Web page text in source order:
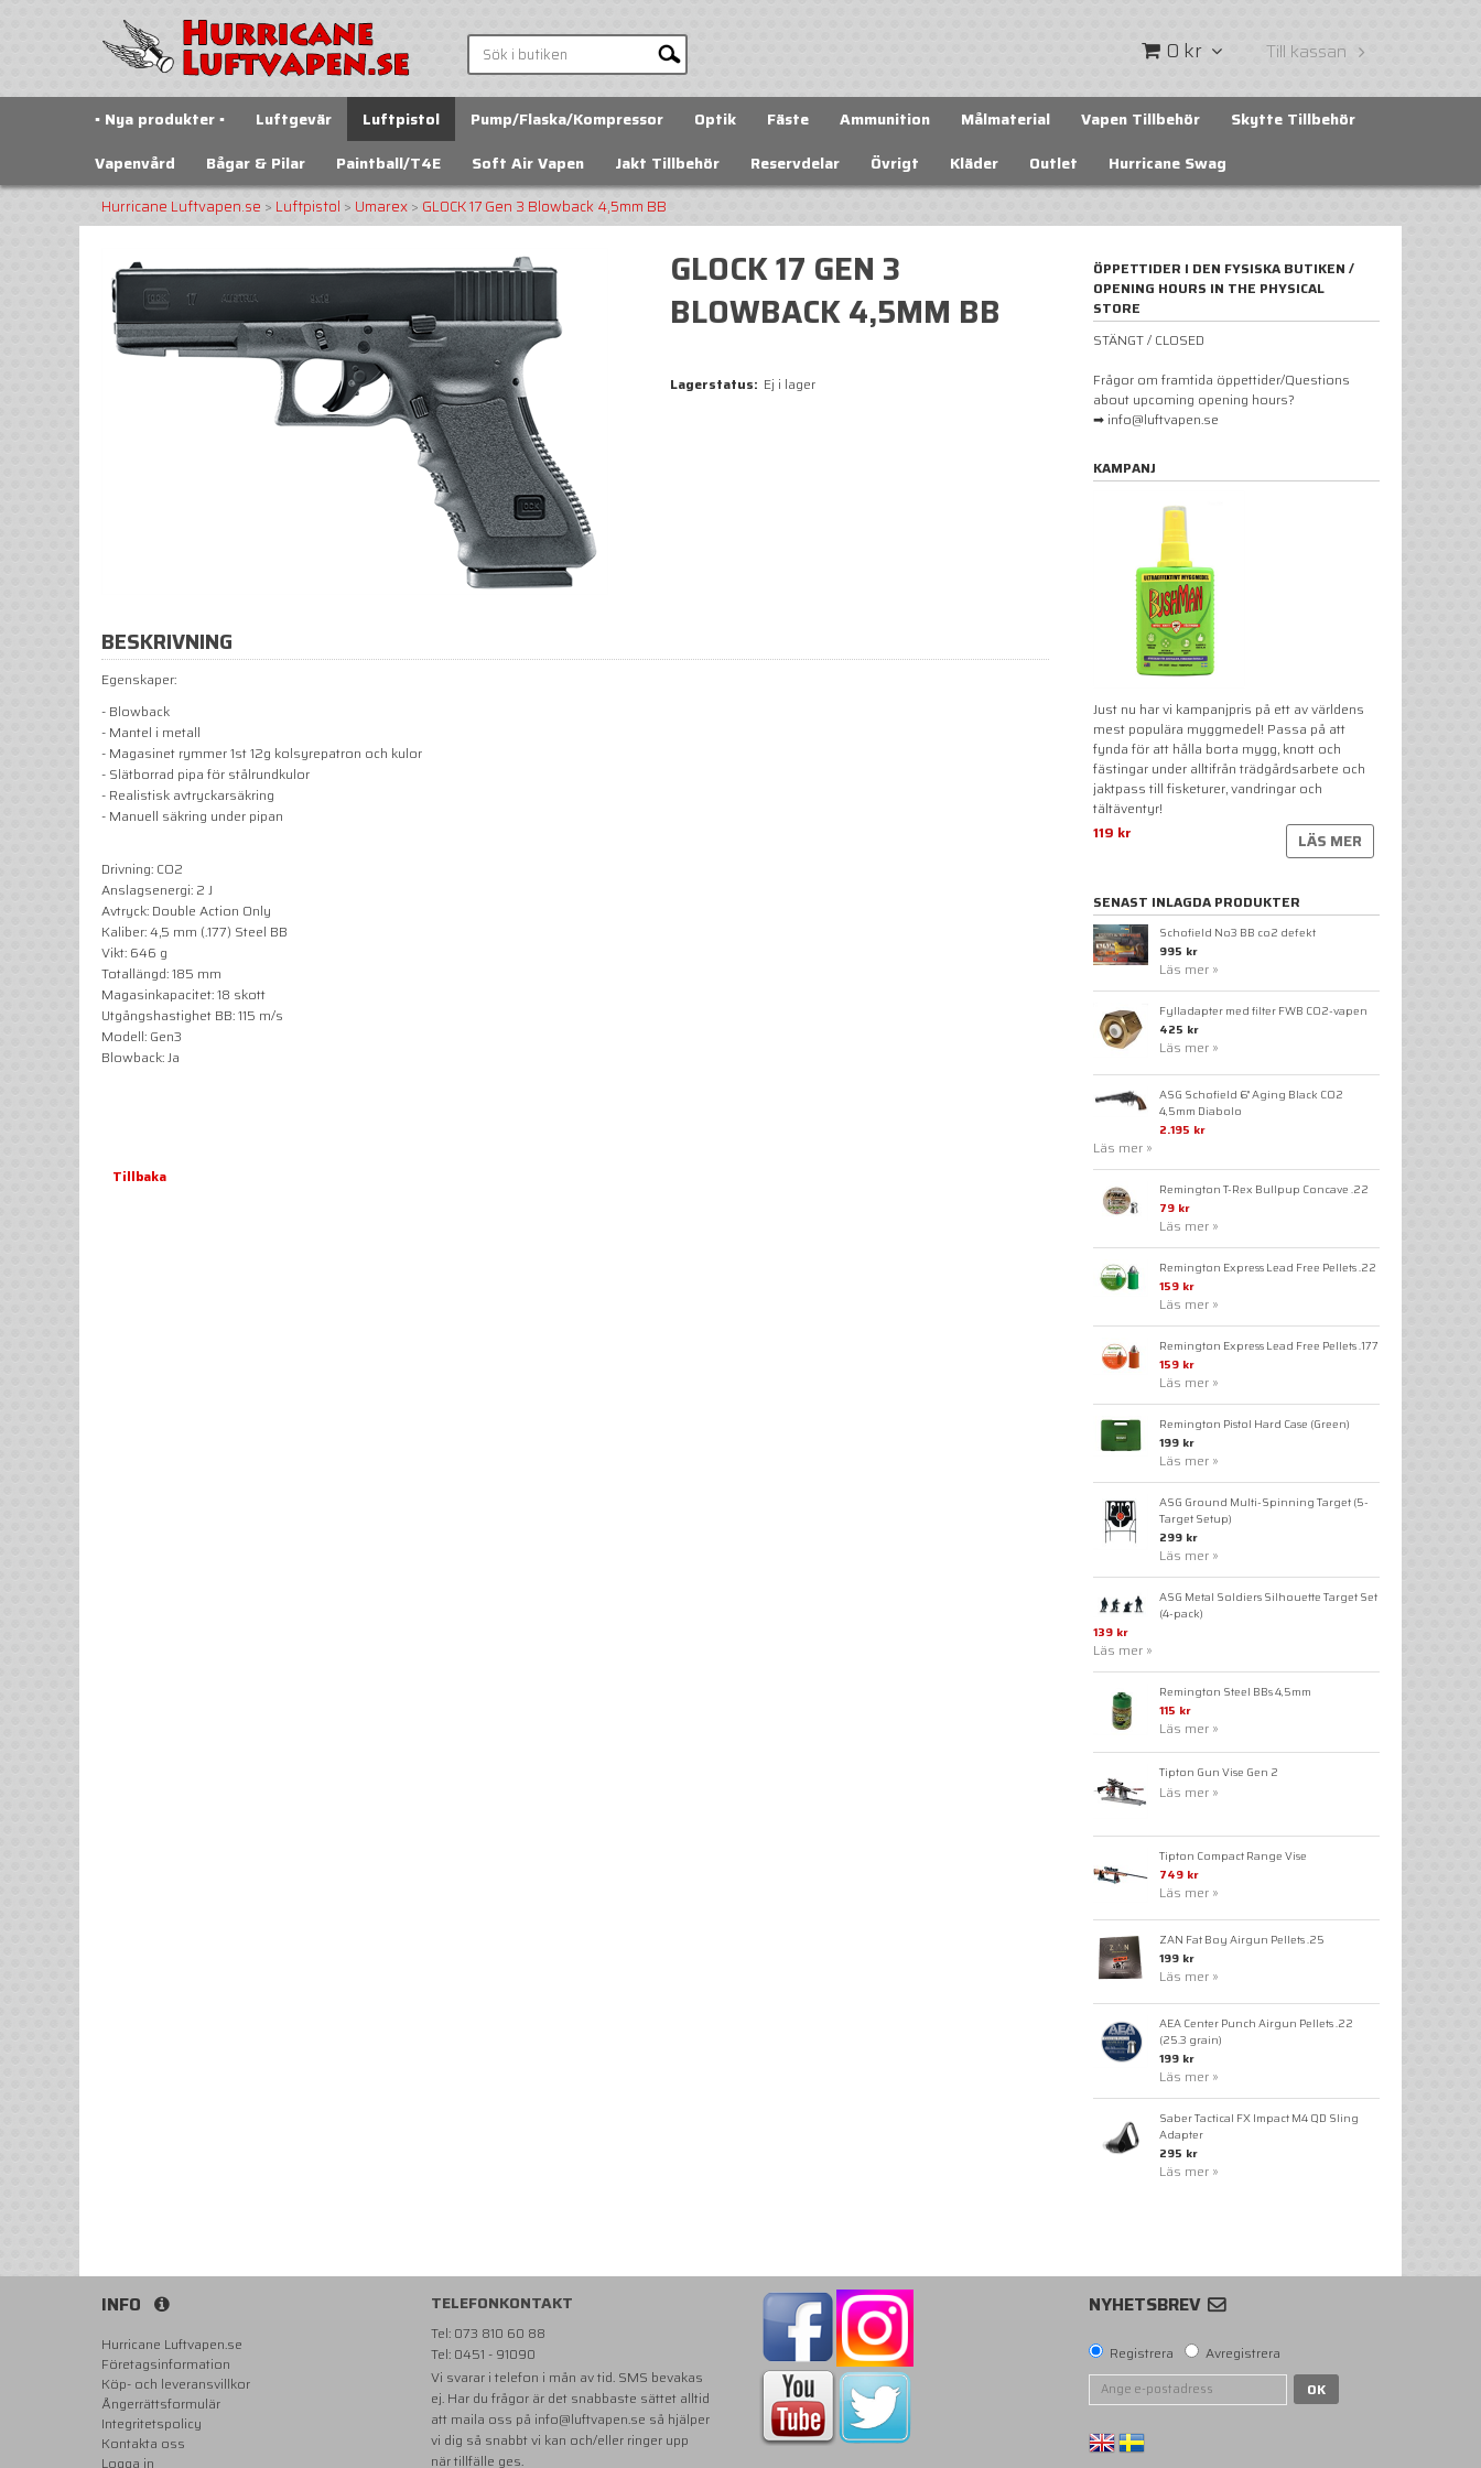
0 kr Till kassan
▪️ Nya produkter ▪️ Luftgevär Luftpistol Pump/Flaska/Kompressor Optik Fäste Ammunition Målmaterial Vapen Tillbehör
Skytte Tillbehör
Vapenvård
Bågar & Pilar Paintball/T4E Soft Air Vapen Jakt Tillbehör Reservdelar Övrigt Kläder Outlet Hurricane Swag
Hurricane Luftvapen.se > Luftpistol > Umarex> GLOCK 17 Gen 3 Blowback 4,5mm BB
GLOCK 17 GEN 3
BLOWBACK 4,5MM BB
Lagerstatus: Ej i lager
BESKRIVNING
Egenskaper:
- Blowback
- Mantel i metall
- Magasinet rymmer 1st 12g kolsyrepatron och kulor
- Slätborrad pipa för stålrundkulor
- Realistisk avtryckarsäkring
- Manuell säkring under pipan
Drivning: CO2
Anslagsenergi: 2 J
Avtryck: Double Action Only
Kaliber: 4,5 mm (.177) Steel BB
Vikt: 646 g
Totallängd: 185 mm
Magasinkapacitet: 18 skott
Utgångshastighet BB: 115 m/s
Modell: Gen3
Blowback: Ja
Tillbaka
ÖPPETTIDER I DEN FYSISKA BUTIKEN /
OPENING HOURS IN THE PHYSICAL
STORE
STÄNGT / CLOSED
Frågor om framtida öppettider/Questions
about upcoming opening hours?
➡ info@luftvapen.se
KAMPANJ
Just nu har vi kampanjpris på ett av världens
mest populära myggmedel! Passa på att
fynda för att hålla borta mygg, knott och
fästingar under alltifrån trädgårdsarbete och
jaktpass till fisketurer, vandringar och
tältäventyr!
119 kr
LÄS MER
SENAST INLAGDA PRODUKTER
Schofield No3 BB co2 defekt
995 kr
Läs mer »
Fylladapter med filter FWB CO2-vapen
425 kr
Läs mer »
ASG Schofield 6" Aging Black CO2
4,5mm Diabolo
2.195 kr
Läs mer »
Remington T-Rex Bullpup Concave .22
79 kr
Läs mer »
Remington Express Lead Free Pellets .22
159 kr
Läs mer »
Remington Express Lead Free Pellets .177
159 kr
Läs mer »
Remington Pistol Hard Case (Green)
199 kr
Läs mer »
ASG Ground Multi-Spinning Target (5-
Target Setup)
299 kr
Läs mer »
ASG Metal Soldiers Silhouette Target Set
(4-pack)
139 kr
Läs mer »
Remington Steel BBs 4,5mm
115 kr
Läs mer »
Tipton Gun Vise Gen 2
Läs mer »
Tipton Compact Range Vise
749 kr
Läs mer »
ZAN Fat Boy Airgun Pellets .25
199 kr
Läs mer »
AEA Center Punch Airgun Pellets .22
(25.3 grain)
199 kr
Läs mer »
Saber Tactical FX Impact M4 QD Sling
Adapter
295 kr
Läs mer »
INFO
Hurricane Luftvapen.se
Företagsinformation
Köp- och leveransvillkor
Ångerrättsformulär
Integritetspolicy
Kontakta oss
Logga in
TELEFONKONTAKT
Tel: 073 810 60 88
Tel: 0451 - 91090
Vi svarar i telefon i mån av tid. SMS bevakas
ej. Har du frågor är det snabbaste sättet alltid
att maila oss på info@luftvapen.se så hjälper
vi dig så snabbt vi kan och/eller ringer upp
när tillfälle ges.
NYHETSBREV
Registrera
Avregistrera
OK